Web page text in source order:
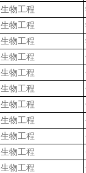
生物工程
生物工程
生物工程
生物工程
生物工程
生物工程
生物工程
生物工程
生物工程
生物工程
生物工程